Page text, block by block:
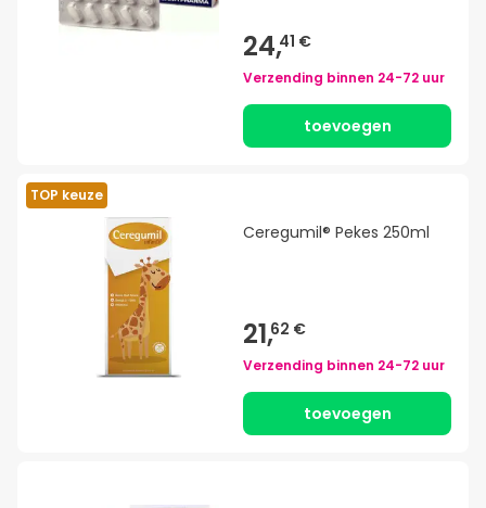
24,41 €
Verzending binnen 24-72 uur
toevoegen
TOP keuze
Ceregumil® Pekes 250ml
21,62 €
Verzending binnen 24-72 uur
toevoegen